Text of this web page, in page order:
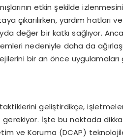
etkin şekilde
çıkarılırken, yardım hatları
değer bir katkı sağlıyor.
nedeniyle daha da
bir an önce uygulamaları
taktiklerini geliştirdikçe,
İşte bu noktada
ve Koruma (DCAP)